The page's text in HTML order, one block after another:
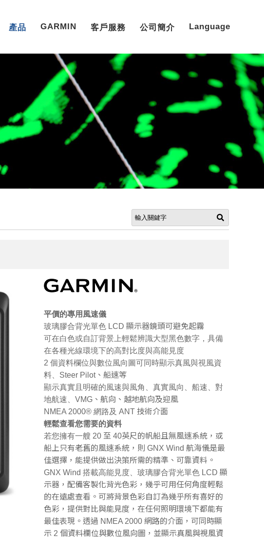
產品 GARMIN 客戶服務 公司簡介 Language
平價的專用風速儀
玻璃膠合背光單色 LCD 顯示器鏡頭可避免起霧
可在白色或自訂背景上輕鬆辨識大型黑色數字，具備
在各種光線環境下的高對比度與高能見度
2 個資料欄位與數位風向圖可同時顯示真風與視風資
料、Steer Pilot、船速等
顯示真實且明確的風速與風角、真實風向、船速、對
地航速、VMG 、航向、越地航向及迎風
NMEA 2000® 網路及 ANT 技術介面
輕鬆查看您需要的資料
若您擁有一艘 20 至 40英尺的帆船且無風速系統，或
船上只有老舊的風速系統，則 GNX Wind 航海儀是最
佳選擇，能提供做出決策所需的精準、可靠資料。
GNX Wind 搭載高能見度、玻璃膠合背光單色 LCD 顯
示器，配備客製化背光色彩，幾乎可用任何角度輕鬆
的在遠處查看。可將背景色彩自訂為幾乎所有喜好的
色彩，提供對比與能見度，在任何照明環境下都能有
最佳表現。透過 NMEA 2000 網路的介面，可同時顯
示 2 個資料欄位與數位風向圖，並顯示真風與視風資